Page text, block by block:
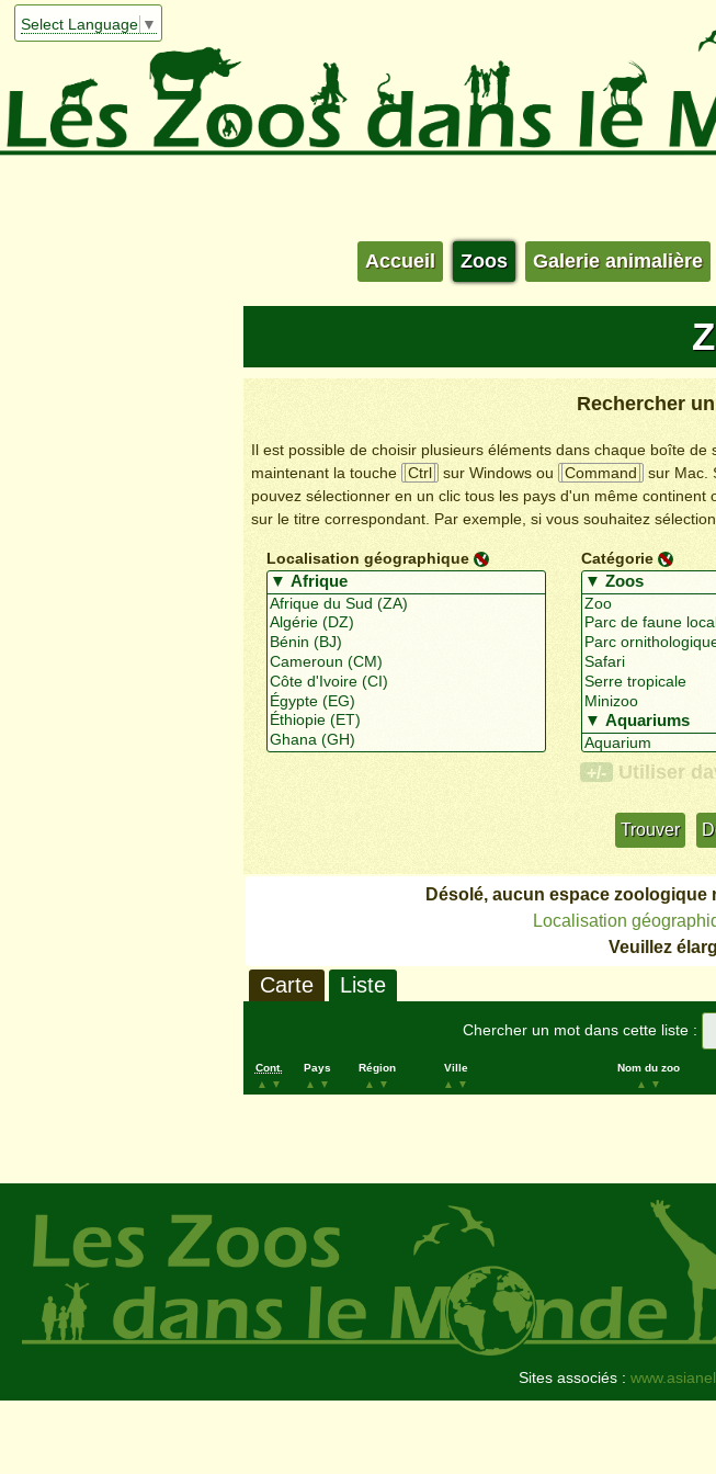
Select Language ▼
Accueil Zoos Galerie animalière
Rechercher
Il est possible de choisir plusieurs éléments dans chaque boîte
maintenant la touche
Ctrl sur Windows ou Command
sur Mac.
pouvez sélectionner en un clic tous les pays d'un même
sur le titre correspondant. Par exemple, si vous souhaitez
Localisation géographique Catégorie
+/- Utiliser
Désolé, aucun espace
Localisation
Veuillez
Carte Liste
Chercher un mot dans cette liste :
Cont.
▲
▼
Pays
▲
▼
Région
▲
▼
Ville
▲
▼
Nom du zoo
▲
▼
Sites associés :